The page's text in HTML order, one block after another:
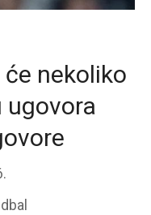
će nekoliko
ugovora